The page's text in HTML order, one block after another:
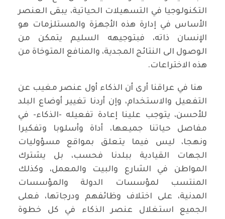
التكنولوجيا في التسهيلات الحياتية، يبقى العنصر
الأساس في إدارة هذه الأجهزة والمستلزمات هو
الإنسان ذاته، فبتوجيهه السليم يتمكن من
الوصول الى النتائج المجدية، والمنافع المتوخاة من
هذه الاختراعات.
هنا في عراقنا أرى أن الذكاء أول عنصر مغيب عن
التفعيل والاستخدام، وإن أردنا تغيير أوضاع البلد
للأحسن، يتوجب علينا إعادة تفعيله -الذكاء- في
مفاصل حياتنا جميعها، أداة وأسلوبا وتفكيرا
ونهجا، ليس فيما يتعلق بمواقع مسؤوليات
الجهات القيادية ببلدنا فحسب، بل يشترك
المواطن في الشارع والبيت والمعمل، وكذلك
المنتسب لمؤسسات الدولة والمؤسسات
المدنية، على اختلاف وظائفهم ودرجاتها، فعلى
الجميع استغلال عنصر الذكاء في كل خطوة